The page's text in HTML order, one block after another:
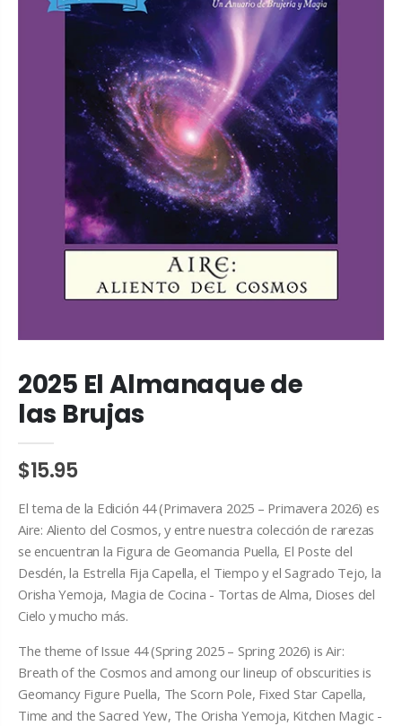
2025 El Almanaque de
las Brujas
$15.95
El tema de la Edición 44 (Primavera 2025 – Primavera 2026) es
Aire: Aliento del Cosmos, y entre nuestra colección de rarezas
se encuentran la Figura de Geomancia Puella, El Poste del
Desdén, la Estrella Fija Capella, el Tiempo y el Sagrado Tejo, la
Orisha Yemoja, Magia de Cocina - Tortas de Alma, Dioses del
Cielo y mucho más.
The theme of Issue 44 (Spring 2025 – Spring 2026) is Air:
Breath of the Cosmos and among our lineup of obscurities is
Geomancy Figure Puella, The Scorn Pole, Fixed Star Capella,
Time and the Sacred Yew, The Orisha Yemoja, Kitchen Magic -